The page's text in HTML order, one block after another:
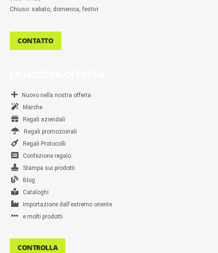
Chiuso: sabato, domenica, festivi
CONTATTO
Nuovo nella nostra offerta
Marche
Regali aziendali
Regali promozionali
Regali Protocolli
Confezione regalo
Stampa sui prodotti
Blog
Cataloghi
Importazione dall'estremo oriente
e molti prodotti
CONTROLLA